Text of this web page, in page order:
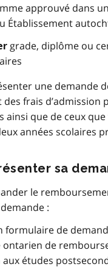
approuvé dans
Établissement
grade, diplôme ou
une demande
frais d’admission
ainsi que de ceux que
années scolaires
sa
le
:
formulaire de
ontarien de
aux études